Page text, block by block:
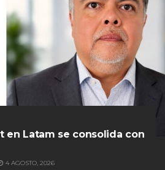
en Latam se consolida con
4 AGOSTO, 2026